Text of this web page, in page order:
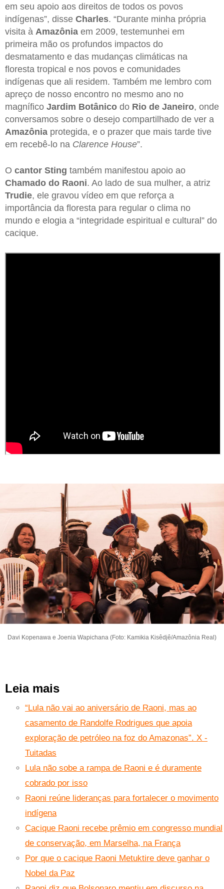
em seu apoio aos direitos de todos os povos
indígenas”, disse Charles. “Durante minha própria
visita à Amazônia em 2009, testemunhei em
primeira mão os profundos impactos do
desmatamento e das mudanças climáticas na
floresta tropical e nos povos e comunidades
indígenas que ali residem. Também me lembro com
apreço de nosso encontro no mesmo ano no
magnífico Jardim Botânico do Rio de Janeiro, onde
conversamos sobre o desejo compartilhado de ver a
Amazônia protegida, e o prazer que mais tarde tive
em recebê-lo na Clarence House”.
O cantor Sting também manifestou apoio ao
Chamado do Raoni. Ao lado de sua mulher, a atriz
Trudie, ele gravou vídeo em que reforça a
importância da floresta para regular o clima no
mundo e elogia a “integridade espiritual e cultural” do
cacique.
Davi Kopenawa e Joenia Wapichana (Foto: Kamikia Kisêdjê/Amazônia Real)
Leia mais
“Lula não vai ao aniversário de Raoni, mas ao
casamento de Randolfe Rodrigues que apoia
exploração de petróleo na foz do Amazonas”. X -
Tuitadas
Lula não sobe a rampa de Raoni e é duramente
cobrado por isso
Raoni reúne lideranças para fortalecer o movimento
indígena
Cacique Raoni recebe prêmio em congresso mundial
de conservação, em Marselha, na França
Por que o cacique Raoni Metuktire deve ganhar o
Nobel da Paz